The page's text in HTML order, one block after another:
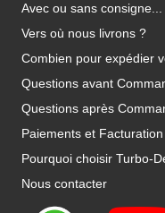
Avec ou sans
Vers où nous livrons ?
Combien pour expédier
Questions avant
Questions après
Paiements et Facturation
Pourquoi choisir Turbo-
Nous contacter